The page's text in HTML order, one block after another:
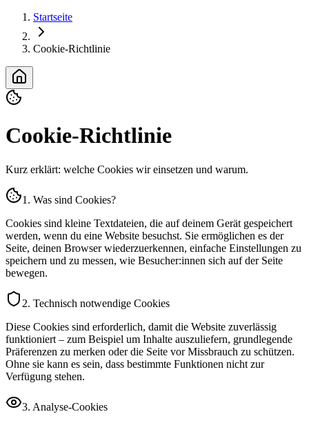
Startseite
Cookie-Richtlinie
Cookie-Richtlinie
Kurz erklärt: welche Cookies wir einsetzen und warum.
1. Was sind Cookies?
Cookies sind kleine Textdateien, die auf deinem Gerät gespeichert
werden, wenn du eine Website besuchst. Sie ermöglichen es der
Seite, deinen Browser wiederzuerkennen, einfache Einstellungen zu
speichern und zu messen, wie Besucher:innen sich auf der Seite
bewegen.
2. Technisch notwendige Cookies
Diese Cookies sind erforderlich, damit die Website zuverlässig
funktioniert – zum Beispiel um Inhalte auszuliefern, grundlegende
Präferenzen zu merken oder die Seite vor Missbrauch zu schützen.
Ohne sie kann es sein, dass bestimmte Funktionen nicht zur
Verfügung stehen.
3. Analyse‑Cookies